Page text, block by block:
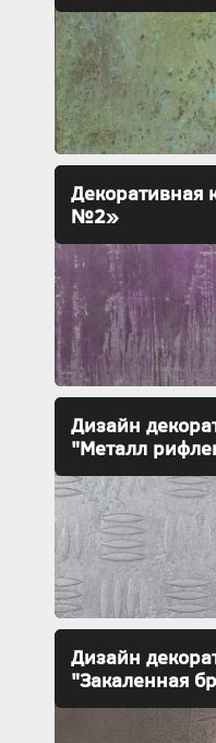
Декоративная
№2»
Дизайн
"Металл
Дизайн
"Закаленная